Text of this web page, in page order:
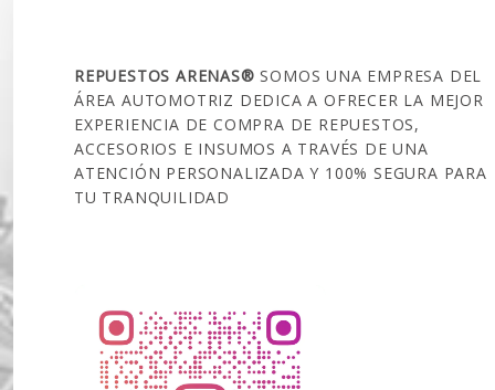
REPUESTOS ARENAS®SOMOS UNA EMPRESA DEL
ÁREA AUTOMOTRIZ DEDICA A OFRECER LA MEJOR
EXPERIENCIA DE COMPRA DE REPUESTOS,
ACCESORIOS E INSUMOS A TRAVÉS DE UNA
ATENCIÓN PERSONALIZADA Y 100% SEGURA PARA
TU TRANQUILIDAD